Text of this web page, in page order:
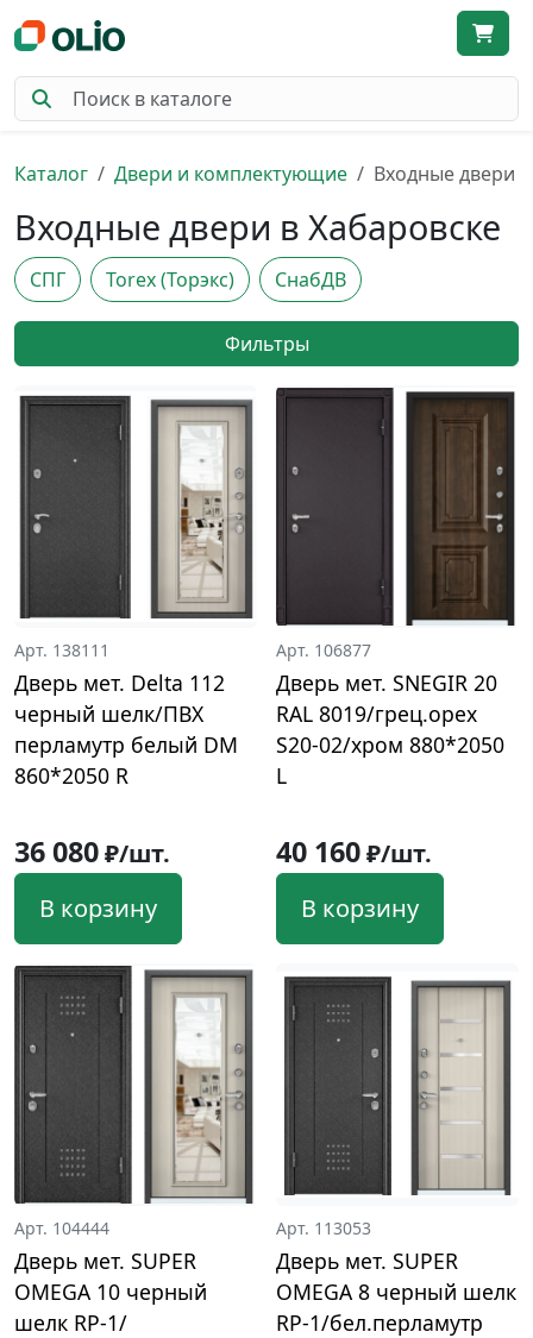
Каталог Двери и комплектующие Входные двери
Входные двери в Хабаровске
СПГ Torex (Торэкс) СнабДВ
Фильтры
Арт. 138111
Дверь мет. Delta 112
черный шелк/ПВХ
перламутр белый DM
860*2050 R
36 080₽/шт.
В корзину
Арт. 106877
Дверь мет. SNEGIR 20
RAL 8019/грец.орех
S20-02/хром 880*2050
L
40 160₽/шт.
В корзину
Арт. 104444
Дверь мет. SUPER
OMEGA 10 черный
шелк RP-1/
Арт. 113053
Дверь мет. SUPER
OMEGA 8 черный шелк
RP-1/бел.перламутр